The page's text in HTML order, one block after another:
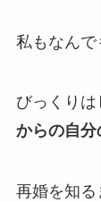
私もなんで
びっくり
からの自分
再婚を知